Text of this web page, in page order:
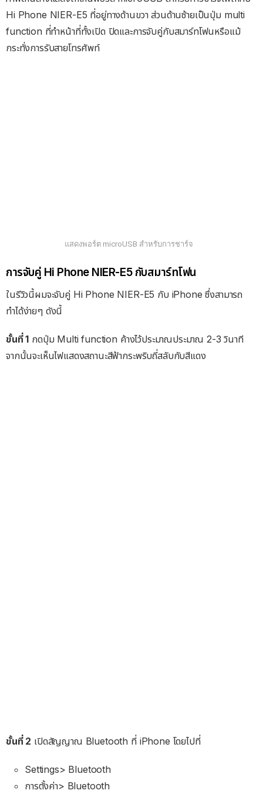
Hi Phone NIER-E5 ที่อยู่ทางด้านขวา ส่วนด้านซ้ายเป็นปุ่ม multi
function ที่ทำหน้าที่ทั้งเปิด ปิดและการจับคู่กับสมาร์ทโฟนหรือแม้
กระทั่งการรับสายโทรศัพท์
แสดงพอร์ต microUSB สำหรับการชาร์จ
การจับคู่ Hi Phone NIER-E5 กับสมาร์ทโฟน
ในรีวิวนี้ผมจะจับคู่ Hi Phone NIER-E5 กับ iPhone ซึ่งสามารถ
ทำได้ง่ายๆ ดังนี้
ขั้นที่ 1 กดปุ่ม Multi function ค้างไว้ประมาณประมาณ 2-3 วินาที
จากนั้นจะเห็นไฟแสดงสถานะสีฟ้ากระพริบถี่สลับกับสีแดง
ขั้นที่ 2 เปิดสัญญาณ Bluetooth ที่ iPhone โดยไปที่
Settings> Bluetooth
การตั้งค่า> Bluetooth